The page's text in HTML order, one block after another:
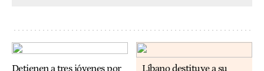
Detienen a tres jóvenes por
Líbano destituye a su